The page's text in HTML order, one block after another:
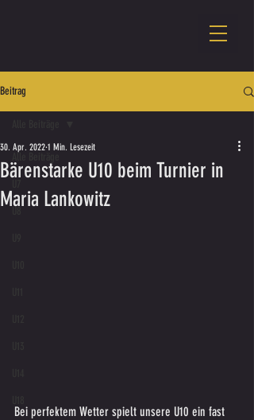
Beitrag
Alle Beiträge
U8
Bärenstarke U10 beim Turnier in
Maria Lankowitz
30. Apr. 2022 1 Min. Lesezeit
Bei perfektem Wetter spielt unsere U10 ein fast